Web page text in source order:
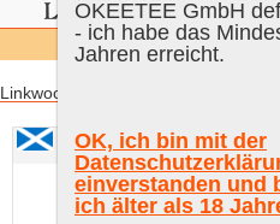
Suchen:
Linkwood:
Signatory Vintage,
Chillfiltered Collection»
OKEETEE GmbH
- ich habe das
Jahren erreicht.
OK, ich bin mit der
einverstanden und
ich älter als 18